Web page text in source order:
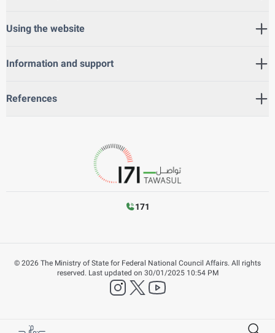
Using the website
Information and support
References
171
© 2026 The Ministry of State for Federal National Council Affairs. All rights
reserved. Last updated on 30/01/2025 10:54 PM
instagram
twitter